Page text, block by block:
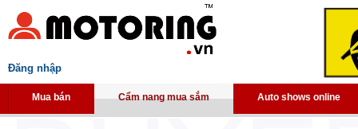
Đăng nhập
Mua bán Cẩm nang mua sắm Auto shows online